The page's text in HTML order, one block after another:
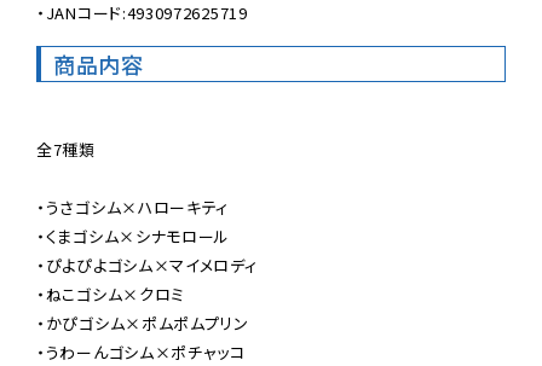
・JANコード:4930972625719
商品内容
全7種類
・うさゴシム×ハローキティ
・くまゴシム×シナモロール
・ぴよぴよゴシム×マイメロディ
・ねこゴシム×クロミ
・かぴゴシム×ポムポムプリン
・うわーんゴシム×ポチャッコ